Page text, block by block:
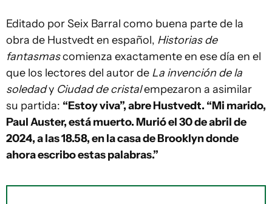
Editado por Seix Barral como buena parte de la
obra de Hustvedt en español, Historias de
fantasmascomienza exactamente en ese día en el
que los lectores del autor de La invención de la
soledady Ciudad de cristalempezaron a asimilar
su partida: “Estoy viva”, abre Hustvedt. “Mi marido,
Paul Auster, está muerto. Murió el 30 de abril de
2024, a las 18.58, en la casa de Brooklyn donde
ahora escribo estas palabras.”